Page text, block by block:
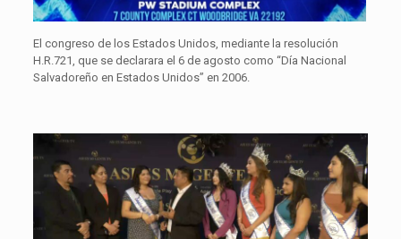
El congreso de los Estados Unidos, mediante la resolución
H.R.721, que se declarara el 6 de agosto como “Día Nacional
Salvadoreño en Estados Unidos” en 2006.